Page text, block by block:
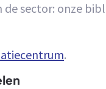
sector: onze
.